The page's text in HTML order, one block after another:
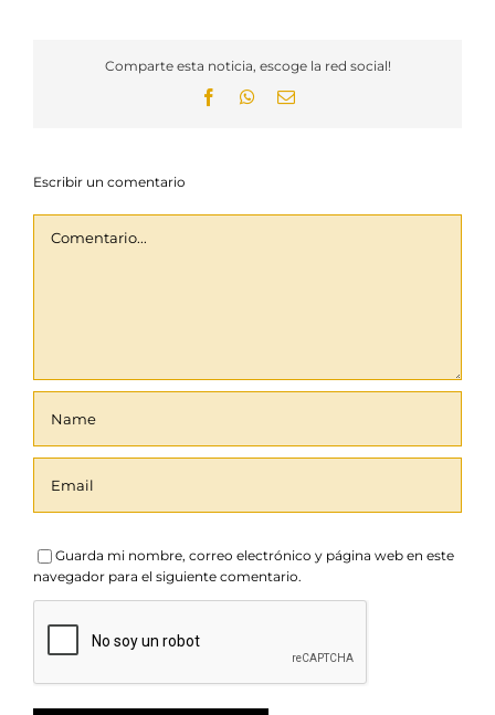
Comparte esta noticia, escoge la red social!
FacebookWhatsApp
Email
Escribir un comentario
Guarda mi nombre, correo electrónico y página web en este
navegador para el siguiente comentario.